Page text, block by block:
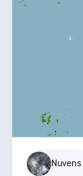
Nuvens